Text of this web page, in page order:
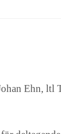
Ehn, ltl